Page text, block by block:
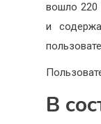
вошло 220
и
В